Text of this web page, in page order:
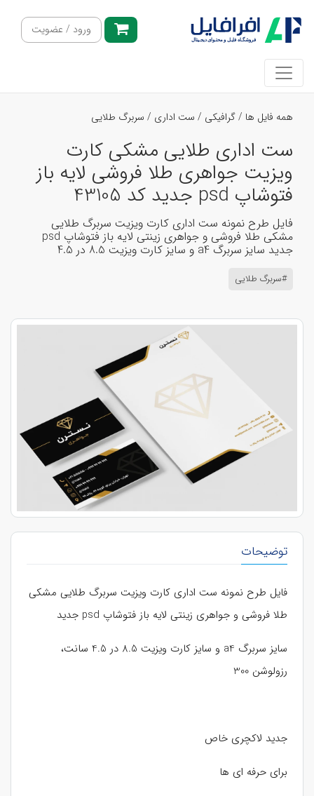
ورود / عضویت
همه فایل ها /گرافیکی / ست اداری / سربرگ طلایی
ست اداری طلایی مشکی کارت
ویزیت جواهری طلا فروشی لایه باز
فتوشاپ psd جدید کد 43105
فایل طرح نمونه ست اداری کارت ویزیت سربرگ طلایی
مشکی طلا فروشی و جواهری زینتی لایه باز فتوشاپ psd
جدید سایز سربرگ a4 و سایز کارت ویزیت 8.5 در 4.5
#سربرگ طلایی
توضیحات
فایل طرح نمونه ست اداری کارت ویزیت سربرگ طلایی مشکی
طلا فروشی و جواهری زینتی لایه باز فتوشاپ psd جدید
سایز سربرگ a4 و سایز کارت ویزیت 8.5 در 4.5 سانت،
رزولوشن 300
جدید لاکچری خاص
برای حرفه ای ها